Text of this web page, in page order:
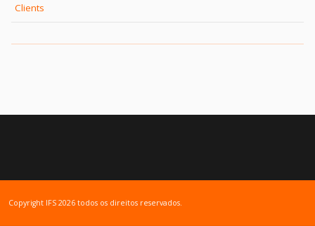
Clients
Copyright IFS 2026 todos os direitos reservados.